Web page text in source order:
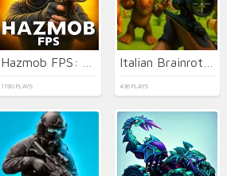
1190 PLAYS 436 PLAYS